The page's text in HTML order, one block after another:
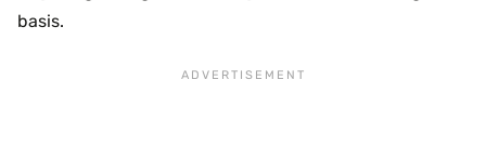
basis.